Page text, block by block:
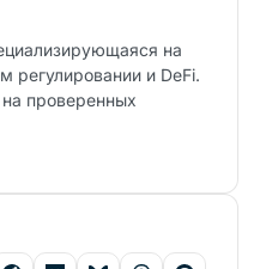
на
регулировании и DeFi.
проверенных